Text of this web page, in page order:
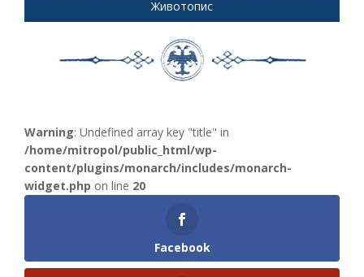
Животопис
Warning: Undefined array key "title" in
/home/mitropol/public_html/wp-
content/plugins/monarch/includes/monarch-
widget.php on line 20
Facebook